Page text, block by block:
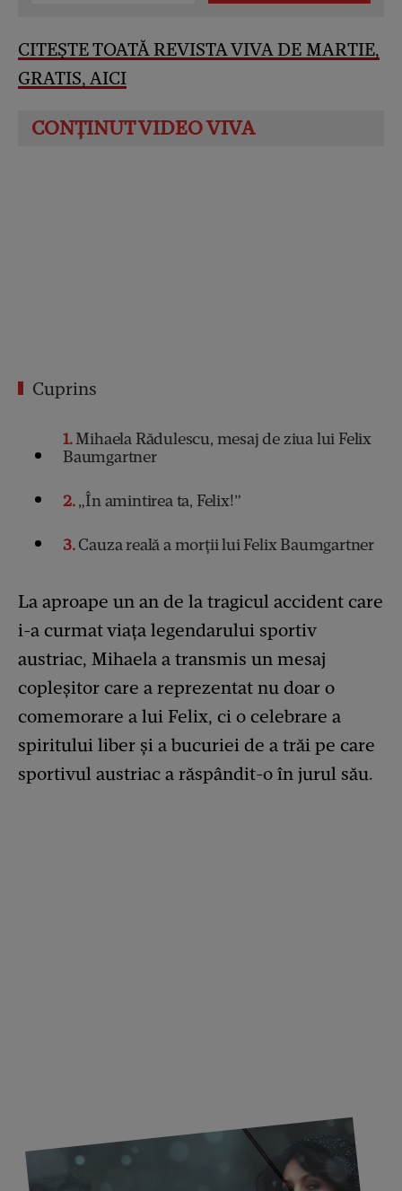
CITEȘTE TOATĂ REVISTA VIVA DE MARTIE,
GRATIS, AICI
Cuprins
1Mihaela Rădulescu, mesaj de ziua lui Felix
Baumgartner
2„În amintirea ta, Felix!”
3Cauza reală a morții lui Felix Baumgartner
La aproape un an de la tragicul accident care
i-a curmat viața legendarului sportiv
austriac, Mihaela a transmis un mesaj
copleșitor care a reprezentat nu doar o
comemorare a lui Felix, ci o celebrare a
spiritului liber și a bucuriei de a trăi pe care
sportivul austriac a răspândit-o în jurul său.